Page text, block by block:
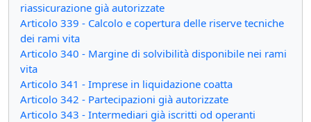
riassicurazione già autorizzate
Articolo 339 - Calcolo e copertura delle riserve tecniche
dei rami vita
Articolo 340 - Margine di solvibilità disponibile nei rami
vita
Articolo 341 - Imprese in liquidazione coatta
Articolo 342 - Partecipazioni già autorizzate
Articolo 343 - Intermediari già iscritti od operanti